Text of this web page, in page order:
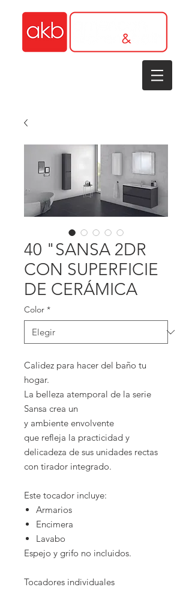
40 "SANSA 2DR
CON SUPERFICIE
DE CERÁMICA
Color *
Calidez para hacer del baño tu
hogar.
La belleza atemporal de la serie
Sansa crea un
y ambiente envolvente
que refleja la practicidad y
delicadeza de sus unidades rectas
con tirador integrado.
Este tocador incluye:
Armarios
Encimera
Lavabo
Espejo y grifo no incluidos.
Tocadores individuales